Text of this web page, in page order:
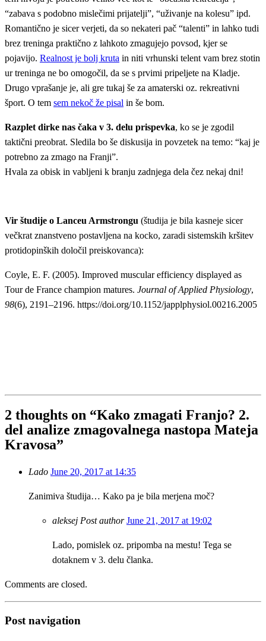
“zabava s podobno mislečimi prijatelji”, “uživanje na kolesu” ipd.
Romantično je sicer verjeti, da so nekateri pač “talenti” in lahko tudi
brez treninga praktično z lahkoto zmagujejo povsod, kjer se
pojavijo. Realnost je bolj kruta in niti vrhunski telent vam brez stotin
ur treninga ne bo omogočil, da se s prvimi pripeljete na Kladje.
Drugo vprašanje je, ali gre tukaj še za amaterski oz. rekreativni
šport. O tem sem nekoč že pisal in še bom.
Razplet dirke nas čaka v 3. delu prispevka, ko se je zgodil
taktični preobrat. Sledila bo še diskusija in povzetek na temo: “kaj je
potrebno za zmago na Franji”.
Hvala za obisk in vabljeni k branju zadnjega dela čez nekaj dni!
Vir študije o Lanceu Armstrongu (študija je bila kasneje sicer
večkrat znanstveno postavljena na kocko, zaradi sistemskih kršitev
protidopinških določil preiskovanca):
Coyle, E. F. (2005). Improved muscular efficiency displayed as
Tour de France champion matures. Journal of Applied Physiology,
98(6), 2191–2196. https://doi.org/10.1152/japplphysiol.00216.2005
2 thoughts on “Kako zmagati Franjo? 2.
del analize zmagovalnega nastopa Mateja
Kravosa”
Lado June 20, 2017 at 14:35
Zanimiva študija… Kako pa je bila merjena moč?
aleksej Post author June 21, 2017 at 19:02
Lado, pomislek oz. pripomba na mestu! Tega se
dotaknem v 3. delu članka.
Comments are closed.
Post navigation